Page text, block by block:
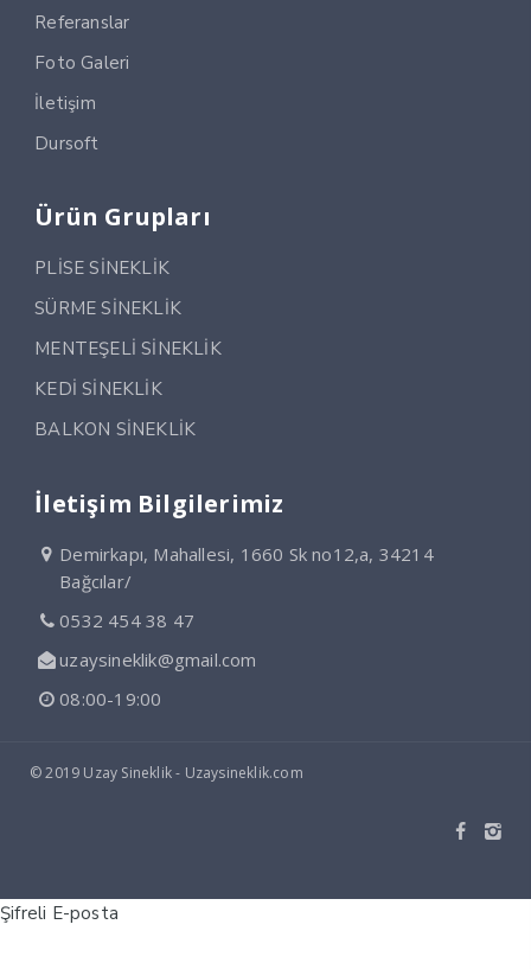
Referanslar
Foto Galeri
İletişim
Dursoft
Ürün Grupları
PLİSE SİNEKLİK
SÜRME SİNEKLİK
MENTEŞELİ SİNEKLİK
KEDİ SİNEKLİK
BALKON SİNEKLİK
İletişim Bilgilerimiz
Demirkapı, Mahallesi, 1660 Sk no12,a, 34214
Bağcılar/
0532 454 38 47
uzaysineklik@gmail.com
08:00-19:00
© 2019 Uzay Sineklik - Uzaysineklik.com
Şifreli E-posta